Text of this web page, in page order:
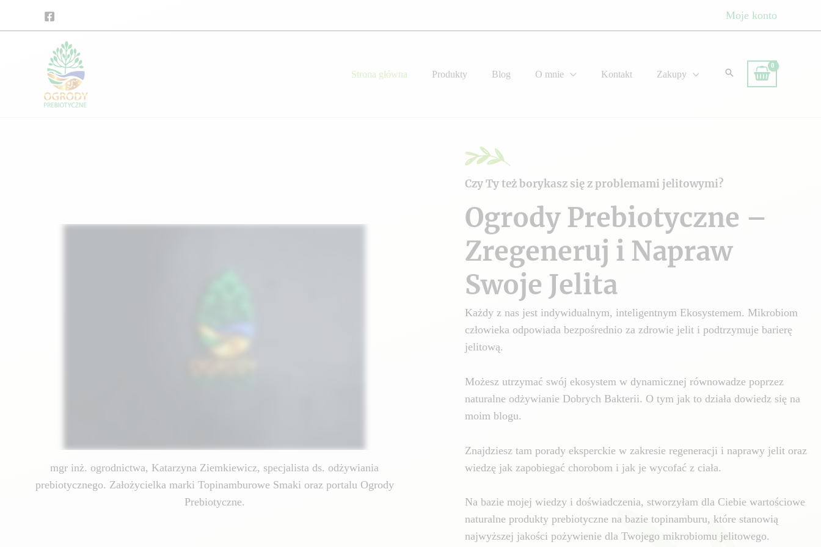
Moje konto
Strona główna Produkty Blog O mnie Kontakt Zakupy
mgr inż. ogrodnictwa, Katarzyna Ziemkiewicz, specjalista ds. odżywiania
prebiotycznego. Założycielka marki Topinamburowe Smaki oraz portalu Ogrody
Prebiotyczne.
Czy Ty też borykasz się z problemami jelitowymi?
Ogrody Prebiotyczne –
Zregeneruj i Napraw
Swoje Jelita
Każdy z nas jest indywidualnym, inteligentnym Ekosystemem. Mikrobiom
człowieka odpowiada bezpośrednio za zdrowie jelit i podtrzymuje barierę
jelitową.
Możesz utrzymać swój ekosystem w dynamicznej równowadze poprzez
naturalne odżywianie Dobrych Bakterii. O tym jak to działa dowiedz się na
moim blogu.
Znajdziesz tam porady eksperckie w zakresie regeneracji i naprawy jelit oraz
wiedzę jak zapobiegać chorobom i jak je wycofać z ciała.
Na bazie mojej wiedzy i doświadczenia, stworzyłam dla Ciebie wartościowe
naturalne produkty prebiotyczne na bazie topinamburu, które stanowią
najwyższej jakości pożywienie dla Twojego mikrobiomu jelitowego.